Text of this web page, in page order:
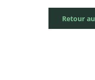
Retour au